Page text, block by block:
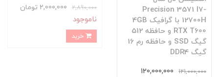
Precision 3571 I7-
12700H با گرافیک 4GB
RTX T600 و حافظه 512
گیگ SSD و حافظه رم 16
گیگ DDR4
121,000,000
120,000,000
2,890,000 2,000,000 تومان
ناموجود